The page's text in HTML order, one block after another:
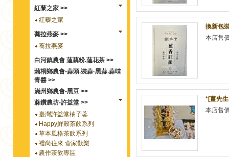
紅藜之家 >>
紅藜之家
蕎拉燕麥 >>
蕎拉燕麥
白河鎮農會 蓮藕粉.蓮花茶 >>
莿桐鄉農會-蒜頭.裝蒜·黑蒜.蒜味
青醬 >>
滿州鄉農會-黑豆 >>
蔴鑽農坊-許益堂 >>
臺灣許益堂柚子蔘
Happy鮮榖茶飲系列
草本風格茶飲系列
禮尚往來 盒家歡樂
農作茶飲專區
換新包
本店售
*[薑先
本店售